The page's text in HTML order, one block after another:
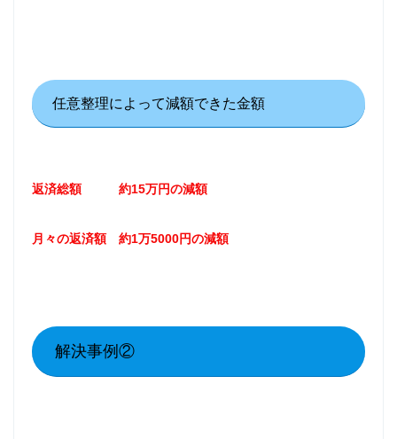
任意整理によって減額できた金額
返済総額 約15万円の減額
月々の返済額 約1万5000円の減額
解決事例②